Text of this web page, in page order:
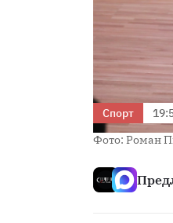
Спорт
Фото: Роман